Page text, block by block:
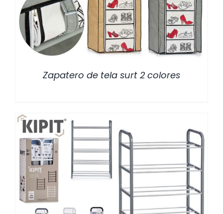
Zapatero de tela surt 2 colores
DETALLES